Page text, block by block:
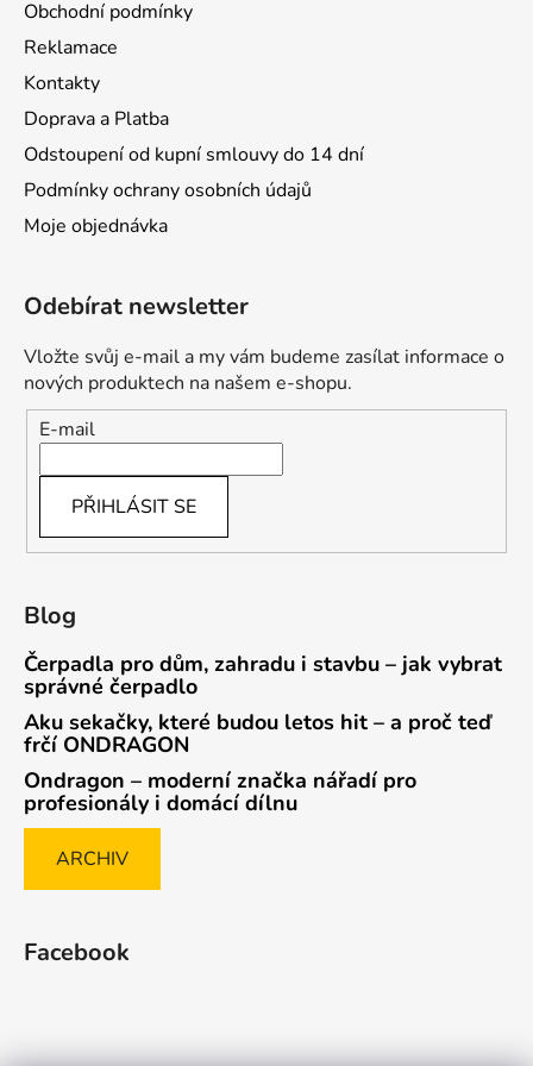
Obchodní podmínky
Reklamace
Kontakty
Doprava a Platba
Odstoupení od kupní smlouvy do 14 dní
Podmínky ochrany osobních údajů
Moje objednávka
Odebírat newsletter
Vložte svůj e-mail a my vám budeme zasílat informace o
nových produktech na našem e-shopu.
E-mail
PŘIHLÁSIT SE
Blog
Čerpadla pro dům, zahradu i stavbu – jak vybrat
správné čerpadlo
Aku sekačky, které budou letos hit – a proč teď
frčí ONDRAGON
Ondragon – moderní značka nářadí pro
profesionály i domácí dílnu
ARCHIV
Facebook